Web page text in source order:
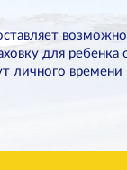
для ребенка
личного времени